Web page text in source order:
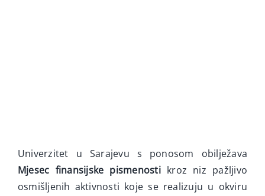
Univerzitet u Sarajevu s ponosom obilježava
Mjesec finansijske pismenostikroz niz pažljivo
osmišljenih aktivnosti koje se realizuju u okviru